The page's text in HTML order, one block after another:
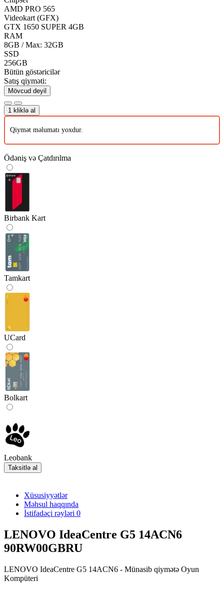
AMD PRO 565
Videokart (GFX)
GTX 1650 SUPER 4GB
RAM
8GB / Max: 32GB
SSD
256GB
Bütün göstəricilər
Satış qiyməti:
Mövcud deyil
1 kliklə al
Qiymət məlumatı yoxdur.
Ödəniş və Çatdırılma
Birbank Kart
Tamkart
UCard
Bolkart
Leobank
Taksitlə al
Xüsusiyyətlər
Məhsul haqqında
İstifadəçi rəyləri 0
LENOVO IdeaCentre G5 14ACN6
90RW00GBRU
LENOVO IdeaCentre G5 14ACN6 - Münasib qiymətə Oyun
Kompüteri